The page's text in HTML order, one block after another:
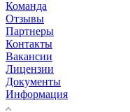
Команда
Отзывы
Партнеры
Контакты
Вакансии
Лицензии
Документы
Информация